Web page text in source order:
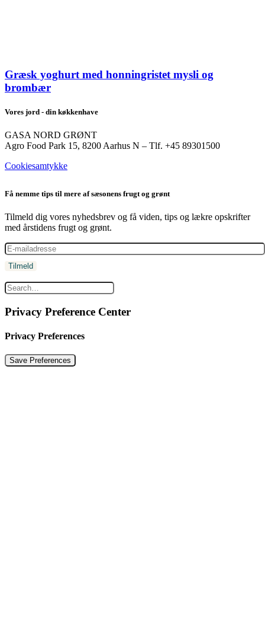
Græsk yoghurt med honningristet mysli og
brombær
Vores jord - din køkkenhave
GASA NORD GRØNT
Agro Food Park 15, 8200 Aarhus N – Tlf. +45 89301500
Cookiesamtykke
Få nemme tips til mere af sæsonens frugt og grønt
Tilmeld dig vores nyhedsbrev og få viden, tips og lækre opskrifter
med årstidens frugt og grønt.
Privacy Preference Center
Privacy Preferences